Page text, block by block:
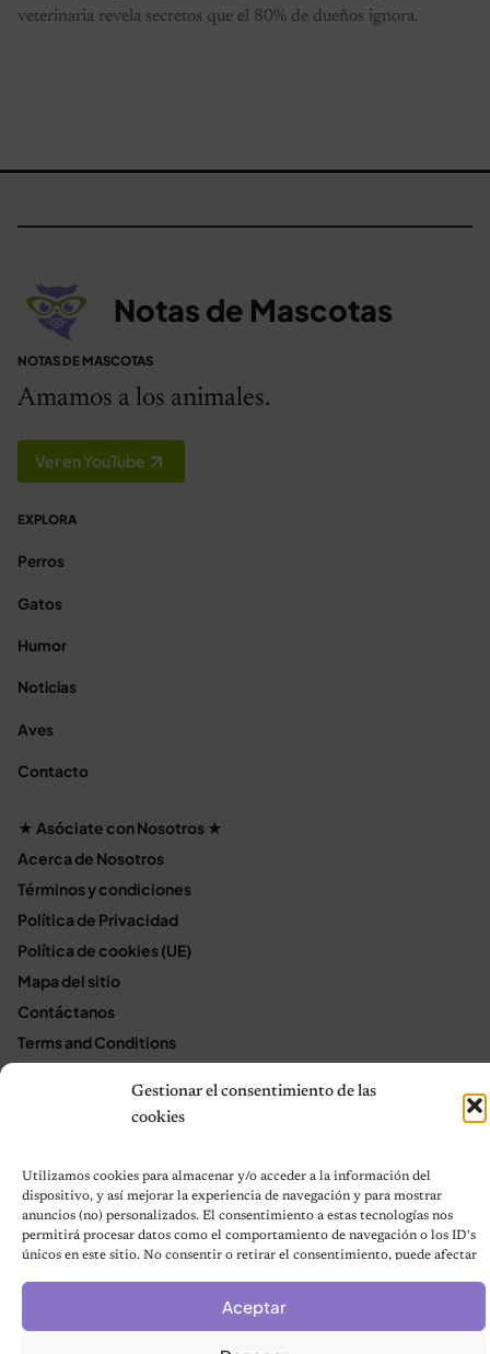
Gestionar el consentimiento de las
cookies
Utilizamos cookies para almacenar y/o acceder a la información del
dispositivo, y así mejorar la experiencia de navegación y para mostrar
anuncios (no) personalizados. El consentimiento a estas tecnologías nos
permitirá procesar datos como el comportamiento de navegación o los ID's
únicos en este sitio. No consentir o retirar el consentimiento, puede afectar
Aceptar
veterinaria revela secretos que el 80% de dueños ignora.
Notas de Mascotas
NOTAS DE MASCOTAS
Amamos a los animales.
Ver en YouTube
EXPLORA
Perros
Gatos
Humor
Noticias
Aves
Contacto
★ Asóciate con Nosotros ★
Acerca de Nosotros
Términos y condiciones
Política de Privacidad
Política de cookies (UE)
Mapa del sitio
Contáctanos
Terms and Conditions